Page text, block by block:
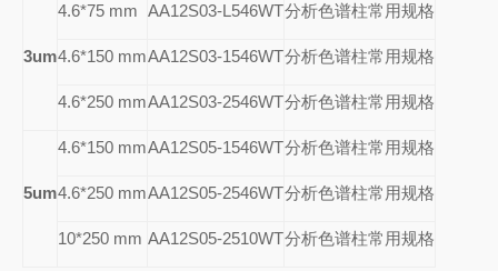
3um
4.6*75 mm AA12S03-L546WT分析色谱柱常用规格
4.6*150 mmAA12S03-1546WT分析色谱柱常用规格
4.6*250 mmAA12S03-2546WT分析色谱柱常用规格
5um
4.6*150 mmAA12S05-1546WT分析色谱柱常用规格
4.6*250 mmAA12S05-2546WT分析色谱柱常用规格
10*250 mm AA12S05-2510WT分析色谱柱常用规格